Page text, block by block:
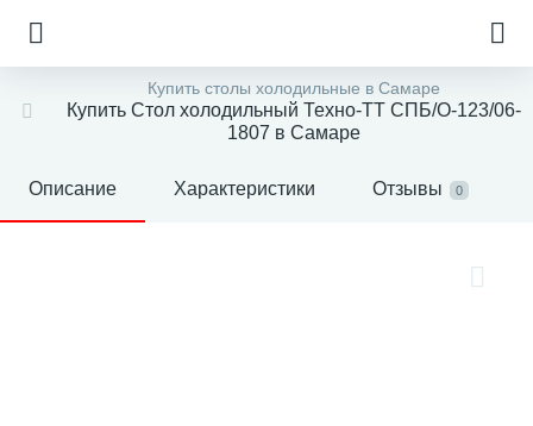
Купить столы холодильные в Самаре
Купить Стол холодильный Техно-ТТ СПБ/О-123/06-
1807 в Самаре
Описание Характеристики Отзывы 0